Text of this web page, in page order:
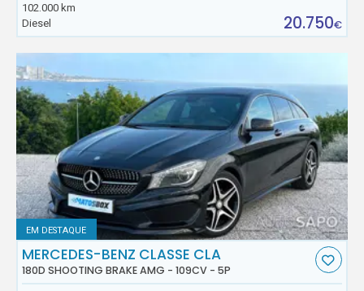
102.000 km
Diesel
20.750€
EM DESTAQUE
MERCEDES-BENZ CLASSE CLA
180D SHOOTING BRAKE AMG - 109CV - 5P